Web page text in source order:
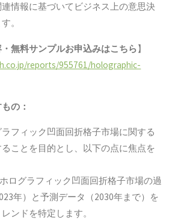
情報に基づいてビジネス上の意思決
。
・無料サンプルお申込みはこちら】
reports/955761/holographic-
の：
フィック凹面回折格子市場に関する
ことを目的とし、以下の点に焦点を
ログラフィック凹面回折格子市場の過
年）と予測データ（2030年まで）を
ンドを特定します。